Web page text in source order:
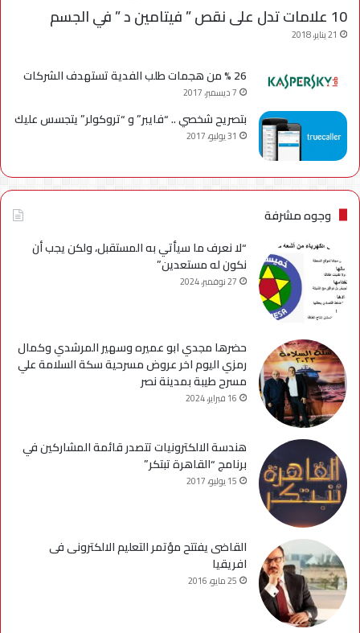
10 علامات تدل على نقص ” فيتامين د ” في الجسم
21 يناير، 2018
26 % من هجمات طلب الفدية تستهدف الشركات
7 ديسمبر، 2017
بتصريح شخصي .. “فايبر” و “تروكولر” يتجسس عليك
31 يوليو، 2017
وجوه مشرفة
“لا نعرف ما سيأتي به المستقبل، ولكن يجب أن
نكون له مستعدين”
27 نوفمبر، 2024
حضرها مجدي ابو عميره وسهير المرشدي وكمال
رمزي اليوم اخر عروض مسرحية سكة السلامة علي
مسرح طيبة بمدينة نصر
16 فبراير، 2024
هندسة الالكترونيات تتصدر قائمة المشاركين في
برنامج “القاهرة تبتكر”
15 يوليو، 2017
القاضى يفتتح مؤتمر التعليم الالكترونى فى
افريقيا
25 مايو، 2016